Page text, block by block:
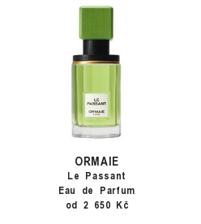
ORMAIE
Le Passant
Eau de Parfum
od 2 650 Kč